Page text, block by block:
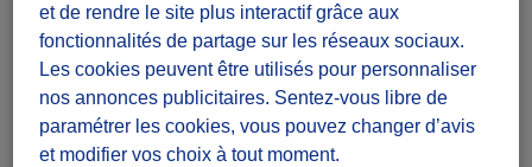
Diffuzeurs 1 souhaité
A relever de chez moi
et de rendre le site plus interactif grâce aux
fonctionnalités de partage sur les réseaux sociaux.
Les cookies peuvent être utilisés pour personnaliser
nos annonces publicitaires. Sentez-vous libre de
paramétrer les cookies, vous pouvez changer d’avis
et modifier vos choix à tout moment.